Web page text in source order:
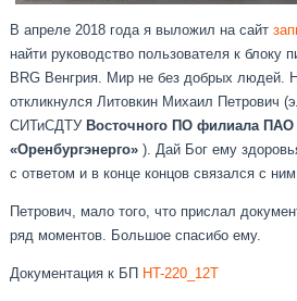
В апреле 2018 года я выложил на сайт
найти руководство пользователя к блоку
BRG Венгрия. Мир не без добрых людей.
откликнулся Литовкин Михаил Петрович
СИТиСДТУ Восточного ПО филиала ПАО
«Оренбургэнерго»). Дай Бог ему
с ответом и в конце концов связался с ним.
Петрович, мало того, что прислал
ряд моментов. Большое спасибо ему.
Документация к БП HT-220_12T